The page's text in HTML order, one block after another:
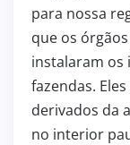
para nossa
que os
instalaram os
fazendas.
derivados da
no interior